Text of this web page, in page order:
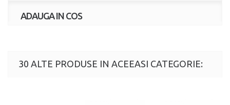
ADAUGA IN COS
30 ALTE PRODUSE IN ACEEASI CATEGORIE: